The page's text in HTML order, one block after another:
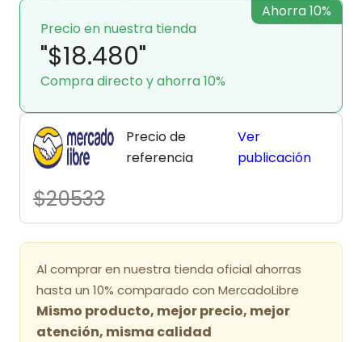
Precio en nuestra tienda
"$18.480"
Compra directo y ahorra 10%
Ahorra 10%
Precio de
referencia
$20533
Ver
publicación
Al comprar en nuestra tienda oficial ahorras
hasta un 10% comparado con MercadoLibre
Mismo producto, mejor precio, mejor
atención, misma calidad